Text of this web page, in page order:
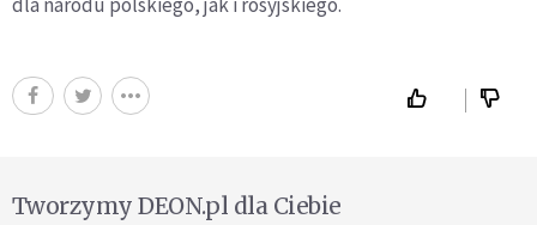
Tworzymy DEON.pl dla Ciebie